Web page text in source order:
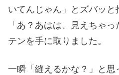
いてんじゃん」とズバッと
「あ？あはは、見えちゃ
テンを手に取りました。
一瞬「縫えるかな？」と